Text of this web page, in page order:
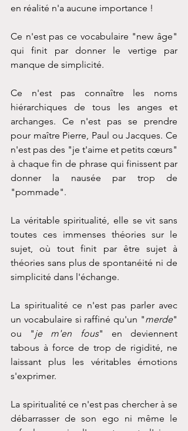
en réalité n'a aucune importance !
Ce n'est pas ce vocabulaire "new âge"
qui finit par donner le vertige par
manque de simplicité.
Ce n'est pas connaître les noms
hiérarchiques de tous les anges et
archanges. Ce n'est pas se prendre
pour maître Pierre, Paul ou Jacques. Ce
n'est pas des "je t'aime et petits cœurs"
à chaque fin de phrase qui finissent par
donner la nausée par trop de
"pommade".
La véritable spiritualité, elle se vit sans
toutes ces immenses théories sur le
sujet, où tout finit par être sujet à
théories sans plus de spontanéité ni de
simplicité dans l'échange.
La spiritualité ce n'est pas parler avec
un vocabulaire si raffiné qu'un "merde"
ou "je m'en fous" en deviennent
tabous à force de trop de rigidité, ne
laissant plus les véritables émotions
s'exprimer.
La spiritualité ce n'est pas chercher à se
débarrasser de son ego ni même le